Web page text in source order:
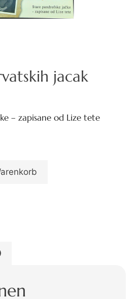
jacak
– zapisane od Lize tete